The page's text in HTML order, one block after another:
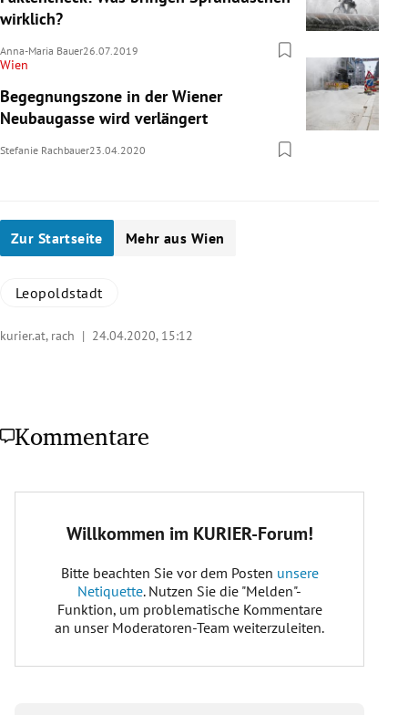
wirklich?
Anna-Maria Bauer26.07.2019
Wien
Begegnungszone in der Wiener
Neubaugasse wird verlängert
Stefanie Rachbauer23.04.2020
Zur Startseite Mehr aus Wien
Leopoldstadt
kurier.at, rach | 24.04.2020, 15:12
Kommentare